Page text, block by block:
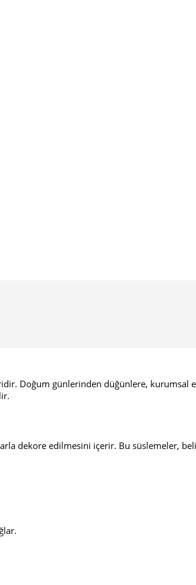
Doğum günlerinden düğünlere, kurumsal
dekore edilmesini içerir. Bu süslemeler,